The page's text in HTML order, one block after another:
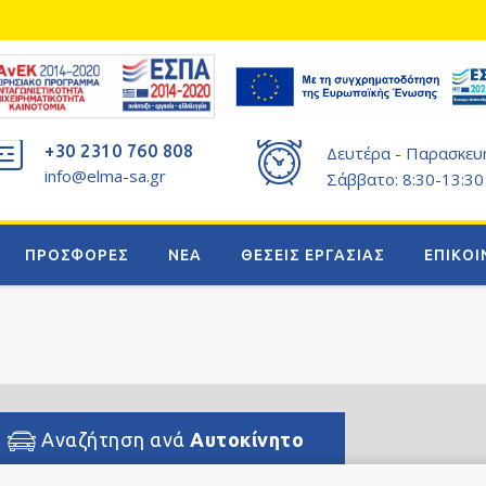
+30 2310 760 808
info@elma-sa.gr
Δευτέρα -
Σάββατο: 8:30-13:30
ΠΡΟΣΦΟΡΕΣ ΝΕΑ ΘΕΣΕΙΣ ΕΡΓΑΣΙΑΣ
Αναζήτηση ανά Αυτοκίνητο